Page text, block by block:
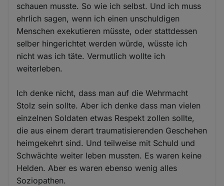
schauen musste. So wie ich selbst. Und ich muss
ehrlich sagen, wenn ich einen unschuldigen
Menschen exekutieren müsste, oder stattdessen
selber hingerichtet werden würde, wüsste ich
nicht was ich täte. Vermutlich wollte ich
weiterleben.
Ich denke nicht, dass man auf die Wehrmacht
Stolz sein sollte. Aber ich denke dass man vielen
einzelnen Soldaten etwas Respekt zollen sollte,
die aus einem derart traumatisierenden Geschehen
heimgekehrt sind. Und teilweise mit Schuld und
Schwächte weiter leben mussten. Es waren keine
Helden. Aber es waren ebenso wenig alles
Soziopathen.